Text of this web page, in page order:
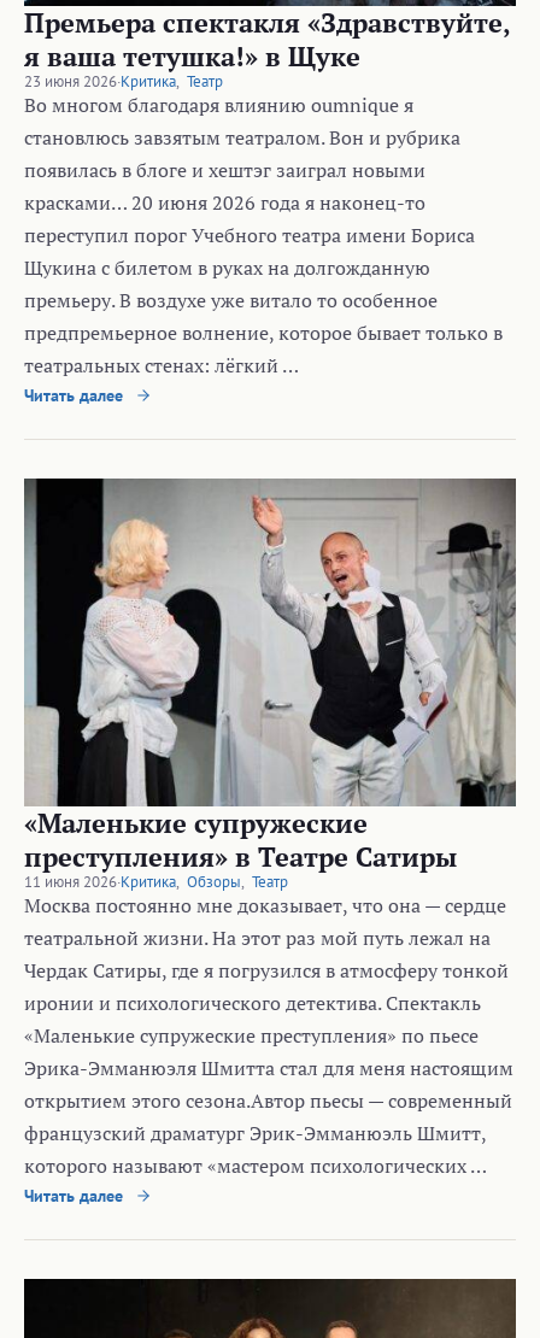
Премьера спектакля «Здравствуйте,
я ваша тетушка!» в Щуке
23 июня 2026·Критика, Театр
Во многом благодаря влиянию oumnique я
становлюсь завзятым театралом. Вон и рубрика
появилась в блоге и хештэг заиграл новыми
красками… 20 июня 2026 года я наконец-то
переступил порог Учебного театра имени Бориса
Щукина с билетом в руках на долгожданную
премьеру. В воздухе уже витало то особенное
предпремьерное волнение, которое бывает только в
театральных стенах: лёгкий …
Читать далее
«Маленькие супружеские
преступления» в Театре Сатиры
11 июня 2026·Критика, Обзоры, Театр
Москва постоянно мне доказывает, что она — сердце
театральной жизни. На этот раз мой путь лежал на
Чердак Сатиры, где я погрузился в атмосферу тонкой
иронии и психологического детектива. Спектакль
«Маленькие супружеские преступления» по пьесе
Эрика-Эмманюэля Шмитта стал для меня настоящим
открытием этого сезона.Автор пьесы — современный
французский драматург Эрик-Эмманюэль Шмитт,
которого называют «мастером психологических …
Читать далее